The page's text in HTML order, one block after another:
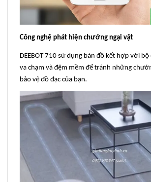
Công nghệ phát hiện chướng ngại vật
DEEBOT 710 sử dụng bản đồ kết hợp với
va chạm và đệm mềm để tránh những
bảo vệ đồ đạc của bạn.